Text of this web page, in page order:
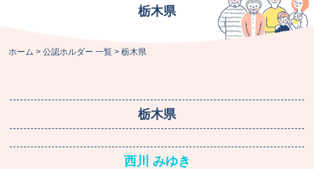
栃木県
ホーム > 公認ホルダー 一覧 > 栃木県
栃木県
西川 みゆき